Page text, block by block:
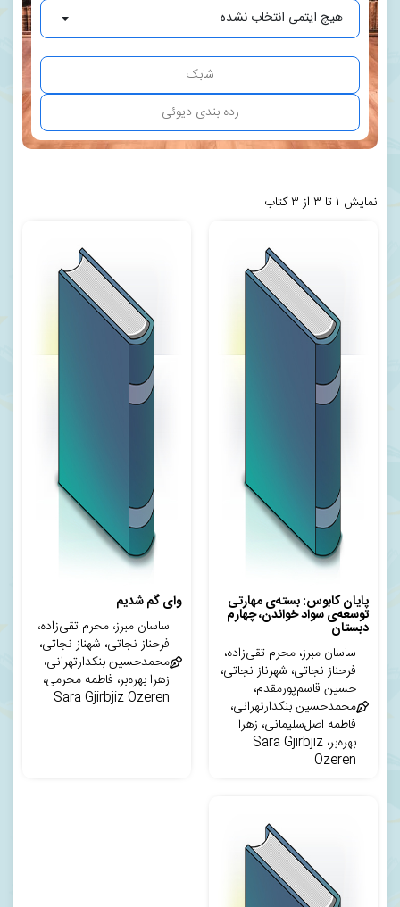
هیچ ایتمی انتخاب نشده
نمایش ۱ تا ۳ از ۳ کتاب
پایان کابوس: بسته‌ی مهارتی
توسعه‌ی سواد خواندن، چهارم
دبستان
ساسان مبرز، محرم تقی‌زاده،
فرحناز نجاتی، شهرناز نجاتی،
حسین قاسم‌پورمقدم،
محمدحسین بنکدارتهرانی،
فاطمه اصل‌سلیمانی، زهرا
بهره‌بر، Sara Gjirbjiz
Ozeren
وای گم شدیم
ساسان مبرز، محرم تقی‌زاده،
فرحناز نجاتی، شهناز نجاتی،
محمدحسین بنکدارتهرانی،
زهرا بهره‌بر، فاطمه محرمی،
Sara Gjirbjiz Ozeren